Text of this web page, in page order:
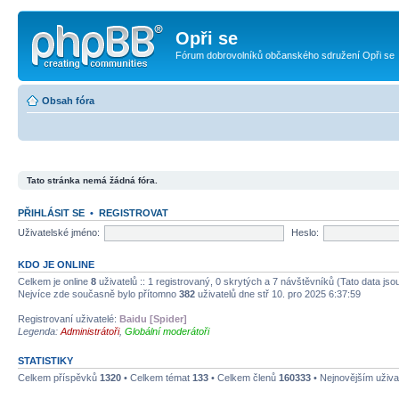
Opři se
Fórum dobrovolníků občanského sdružení Opři se
Obsah fóra
Tato stránka nemá žádná fóra.
PŘIHLÁSIT SE • REGISTROVAT
Uživatelské jméno:
Heslo:
KDO JE ONLINE
Celkem je online 8 uživatelů :: 1 registrovaný, 0 skrytých a 7 návštěvníků (Tato data
Nejvíce zde současně bylo přítomno 382 uživatelů dne stř 10. pro 2025 6:37:59
Registrovaní uživatelé: Baidu [Spider]
Legenda: Administrátoři, Globální moderátoři
STATISTIKY
Celkem příspěvků 1320 • Celkem témat 133 • Celkem členů 160333 • Nejnovějším